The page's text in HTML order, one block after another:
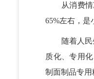
从消费情况
65%左右，是
随着人民生
质化、专用
制面制品专用